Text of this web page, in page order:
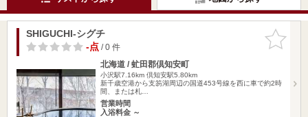
お気に入
りに追加
SHIGUCHI-シグチ
-点/ 0 件
北海道 / 虻田郡倶知安町
小沢駅7.16km 倶知安駅5.80km
新千歳空港から支笏湖周辺の国道453号線を西に車で約2時
間、または札…
営業時間
入浴料金 ～